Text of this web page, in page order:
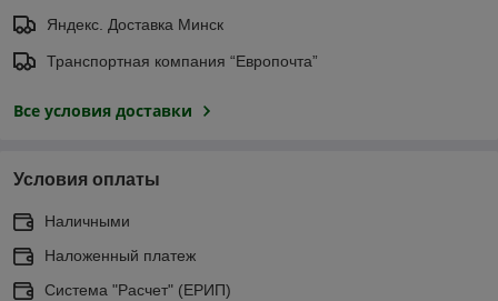
Яндекс. Доставка Минск
Транспортная компания “Европочта”
Все условия доставки
Условия оплаты
Наличными
Наложенный платеж
Система "Расчет" (ЕРИП)